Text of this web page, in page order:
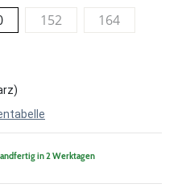
152
164
in 2 Werktagen